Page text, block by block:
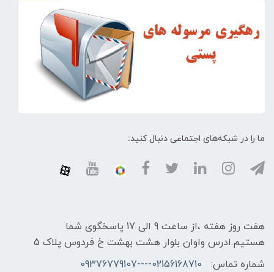
ما را در شبکه‌های اجتماعی دنبال کنید:
هفت روز هفته ،از ساعت 9 الی 17 پاسخگوی شما
هستیم.ادرس واوان بلوار هشت بهشت خ فردوس پلاک 5
شماره تماس:
02156168710----09376779107